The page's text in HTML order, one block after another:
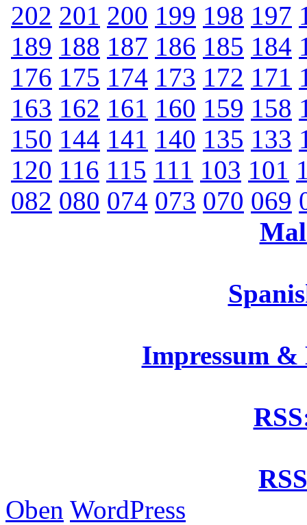
202 201 200 199 198 197
189 188 187 186 185 184
176 175 174 173 172 171
163 162 161 160 159 158
150 144 141 140 135 133
120 116 115 111 103 101
082 080 074 073 070 069
Impressum
Oben WordPress